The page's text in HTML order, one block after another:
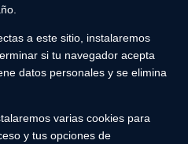
a este sitio, instalaremos
si tu navegador acepta
datos personales y se elimina
varias cookies para
y tus opciones de